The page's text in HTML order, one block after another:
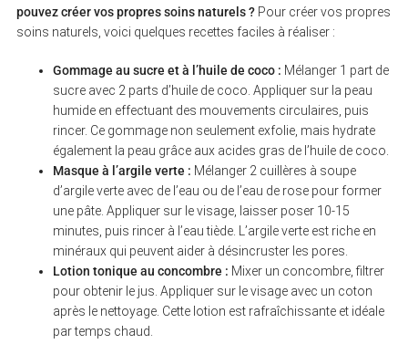
pouvez créer vos propres soins naturels ?Pour créer vos propres
soins naturels, voici quelques recettes faciles à réaliser :
Gommage au sucre et à l’huile de coco : Mélanger 1 part de
sucre avec 2 parts d’huile de coco. Appliquer sur la peau
humide en effectuant des mouvements circulaires, puis
rincer. Ce gommage non seulement exfolie, mais hydrate
également la peau grâce aux acides gras de l’huile de coco.
Masque à l’argile verte : Mélanger 2 cuillères à soupe
d’argile verte avec de l’eau ou de l’eau de rose pour former
une pâte. Appliquer sur le visage, laisser poser 10-15
minutes, puis rincer à l’eau tiède. L’argile verte est riche en
minéraux qui peuvent aider à désincruster les pores.
Lotion tonique au concombre : Mixer un concombre, filtrer
pour obtenir le jus. Appliquer sur le visage avec un coton
après le nettoyage. Cette lotion est rafraîchissante et idéale
par temps chaud.
S
e
r
c
h
o
r